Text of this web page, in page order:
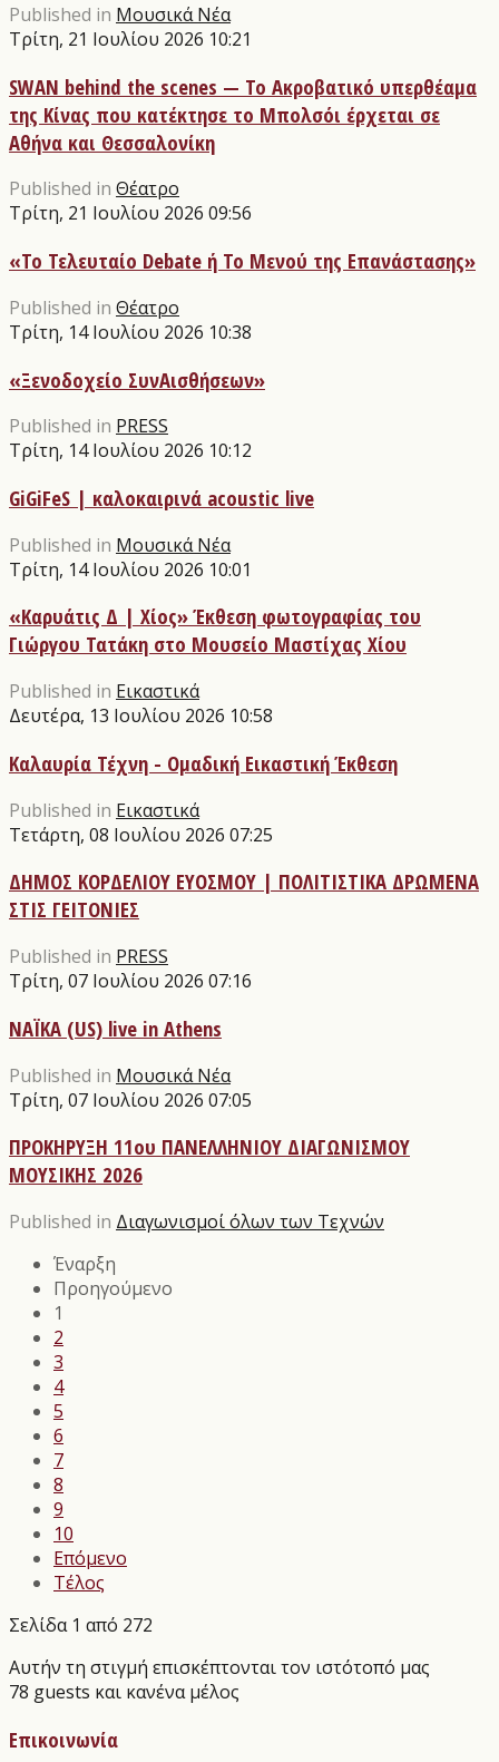
Published in Μουσικά Νέα
Τρίτη, 21 Ιουλίου 2026 10:21
SWAN behind the scenes — Το Ακροβατικό υπερθέαμα
της Κίνας που κατέκτησε το Μπολσόι έρχεται σε
Αθήνα και Θεσσαλονίκη
Published in Θέατρο
Τρίτη, 21 Ιουλίου 2026 09:56
«Το Τελευταίο Debate ή Το Μενού της Επανάστασης»
Published in Θέατρο
Τρίτη, 14 Ιουλίου 2026 10:38
«Ξενοδοχείο ΣυνΑισθήσεων»
Published in PRESS
Τρίτη, 14 Ιουλίου 2026 10:12
GiGiFeS | καλοκαιρινά acoustic live
Published in Μουσικά Νέα
Τρίτη, 14 Ιουλίου 2026 10:01
«Καρυάτις Δ | Χίος» Έκθεση φωτογραφίας του
Γιώργου Τατάκη στο Μουσείο Μαστίχας Χίου
Published in Εικαστικά
Δευτέρα, 13 Ιουλίου 2026 10:58
Καλαυρία Τέχνη - Ομαδική Εικαστική Έκθεση
Published in Εικαστικά
Τετάρτη, 08 Ιουλίου 2026 07:25
ΔΗΜΟΣ ΚΟΡΔΕΛΙΟΥ ΕΥΟΣΜΟΥ | ΠΟΛΙΤΙΣΤΙΚΑ ΔΡΩΜΕΝΑ
ΣΤΙΣ ΓΕΙΤΟΝΙΕΣ
Published in PRESS
Τρίτη, 07 Ιουλίου 2026 07:16
NAΪKA (US) live in Athens
Published in Μουσικά Νέα
Τρίτη, 07 Ιουλίου 2026 07:05
ΠΡΟΚΗΡΥΞΗ 11ου ΠΑΝΕΛΛΗΝΙΟΥ ΔΙΑΓΩΝΙΣΜΟΥ
ΜΟΥΣΙΚΗΣ 2026
Published in Διαγωνισμοί όλων των Τεχνών
Έναρξη
Προηγούμενο
1
2
3
4
5
6
7
8
9
10
Επόμενο
Τέλος
Σελίδα 1 από 272
Αυτήν τη στιγμή επισκέπτονται τον ιστότοπό μας
78 guests και κανένα μέλος
Επικοινωνία